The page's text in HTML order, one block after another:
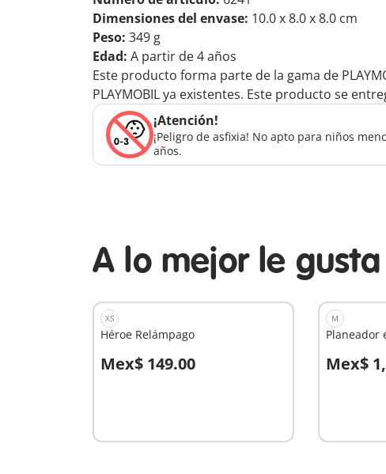
Dimensiones del envase: 10.0 x 8.0 x 8.0 cm
Peso: 349 g
Edad: A partir de 4 años
Este producto forma parte de la gama de
PLAYMOBIL ya existentes. Este producto se
¡Atención!
¡Peligro de asfixia! No apto para niños
años.
A lo mejor le
XS
Héroe Relámpago
Mex$ 149.00
A la cesta
M
Planeador
Mex$
A la